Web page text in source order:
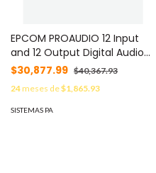
EPCOM PROAUDIO 12 Input
and 12 Output Digital Audio
Matrix Processor MOD: TS-
$30,877.99 $40,367.93
24meses de$1,865.93
SISTEMAS PA